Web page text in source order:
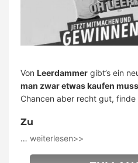
Von Leerdammer gibt’s ein
man zwar etwas kaufen muss
Chancen aber recht gut, finde
Zu
… weiterlesen>>